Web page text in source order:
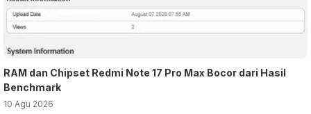
RAM dan Chipset Redmi Note 17 Pro Max Bocor dari Hasil
Benchmark
10 Agu 2026